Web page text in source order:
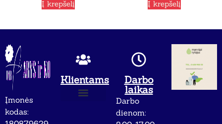
Į krepšelį Į krepšelį
Įmonės
kodas:
Klientams
Darbo
laikas
Darbo
dienom: